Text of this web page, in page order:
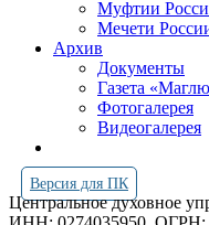
Муфтии
Мечети
Архив
Документы
Газета
Фотогалерея
Видеогалерея
Версия для ПК
Центральное духовное